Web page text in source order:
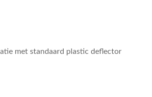
met standaard plastic deflector